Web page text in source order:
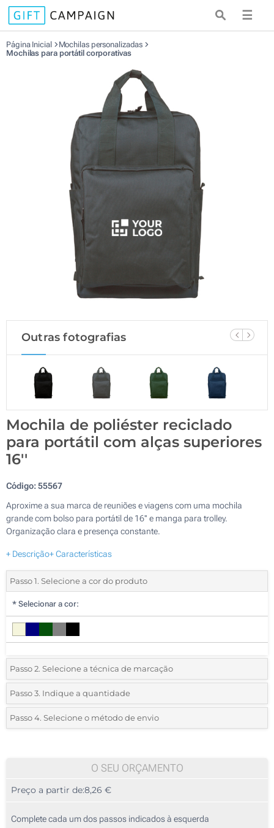
☰
Página Inicial
Mochilas personalizadas
Mochilas para portátil corporativas
Outras fotografias
Mochila de poliéster reciclado
para portátil com alças superiores
16''
Código:55567
Aproxime a sua marca de reuniões e viagens com uma mochila
grande com bolso para portátil de 16'' e manga para trolley.
Organização clara e presença constante.
+ Descrição+ Características
Passo 1. Selecione a cor do produto
* Selecionar a cor:
Passo 2. Selecione a técnica de marcação
*Selecione o tipo de marcação e as cores do logotipo:
1 Cor (Na frente)
Passo 3. Indique a quantidade
*Quantidade mínima:5
10
25
Passo 4. Selecione o método de envio
O SEU ORÇAMENTO
Preço a partir de:8,26 €
Complete cada um dos passos indicados à esquerda